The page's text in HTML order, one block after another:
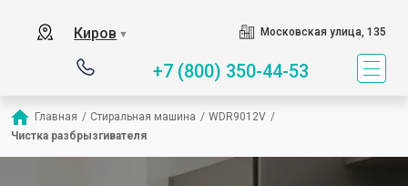
Киров ▼ Московская улица, 135
+7 (800) 350-44-53
Главная / Стиральная машина / WDR9012V /
Чистка разбрызгивателя